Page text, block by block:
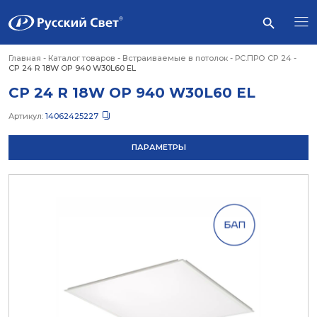
Главная - Каталог товаров - Встраиваемые в потолок - РС.ПРО CP 24 -
CP 24 R 18W OP 940 W30L60 EL
CP 24 R 18W OP 940 W30L60 EL
Артикул: 14062425227
ПАРАМЕТРЫ